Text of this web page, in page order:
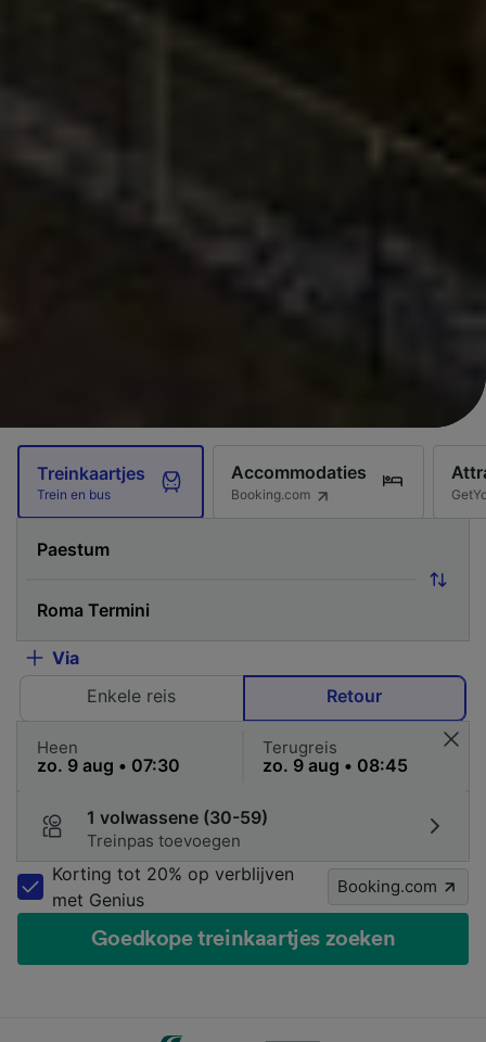
Treinkaartjes
Trein en bus
Accommodaties
Booking.com
Via
Enkele reis
Retour
Heen Terugreis
1 volwassene (30-59)
Treinpas toevoegen
Korting tot 20% op verblijven
met Genius
Booking.com
Goedkope treinkaartjes zoeken